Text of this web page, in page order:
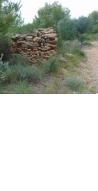
Política de cookies